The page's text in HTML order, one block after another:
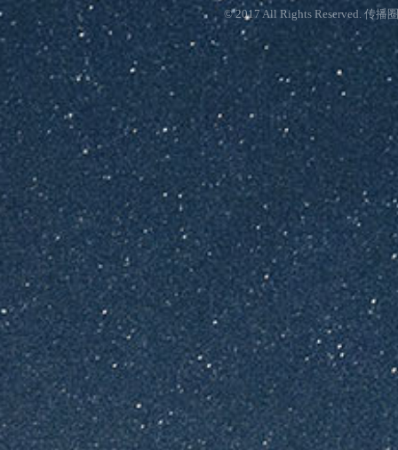
© 2017 All Rights Reserved. 传播圈